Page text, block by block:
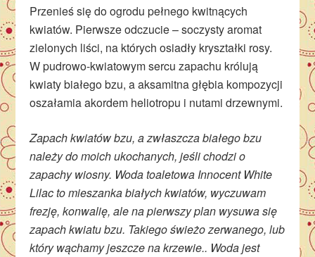
Przenieś się do ogrodu pełnego kwitnących
kwiatów. Pierwsze odczucie – soczysty aromat
zielonych liści, na których osiadły kryształki rosy.
W pudrowo-kwiatowym sercu zapachu królują
kwiaty białego bzu, a aksamitna głębia kompozycji
oszałamia akordem heliotropu i nutami drzewnymi.
Zapach kwiatów bzu, a zwłaszcza białego bzu
należy do moich ukochanych, jeśli chodzi o
zapachy wiosny. Woda toaletowa Innocent White
Lilac to mieszanka białych kwiatów, wyczuwam
frezję, konwalię, ale na pierwszy plan wysuwa się
zapach kwiatu bzu. Takiego świeżo zerwanego, lub
który wąchamy jeszcze na krzewie.. Woda jest